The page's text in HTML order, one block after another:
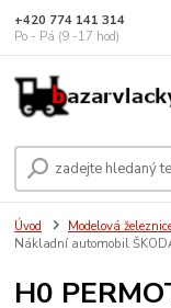
+420 774 141 314
Po - Pá (9 -17 hod)
Úvod Modelová
Nákladní automobil
H0